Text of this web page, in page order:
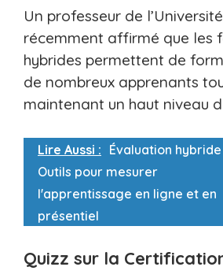
Un professeur de
récemment affirmé que les
hybrides permettent de
de nombreux apprenants
maintenant un haut niveau
Lire Aussi : Évaluation hybride
Outils pour mesurer
l'apprentissage en ligne et en
présentiel
Quizz sur la